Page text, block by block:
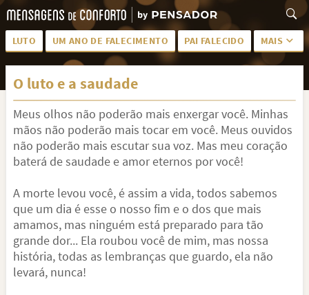
LUTO UM ANO DE FALECIMENTO PAI FALECIDO MAIS
LUTO PARA AMIGA PALAVRAS
PÊSAMES PARA AMIGA DESCANSE EM PAZ
MEUS SENTIMENTOS PÊSAMES PARA AMIGO
FRASES DE LUTO PARA AMIGO FIM DE NAMORO
TODAS AS CATEGORIAS
O luto e a saudade
Meus olhos não poderão mais enxergar você. Minhas
mãos não poderão mais tocar em você. Meus ouvidos
não poderão mais escutar sua voz. Mas meu coração
baterá de saudade e amor eternos por você!
A morte levou você, é assim a vida, todos sabemos
que um dia é esse o nosso fim e o dos que mais
amamos, mas ninguém está preparado para tão
grande dor... Ela roubou você de mim, mas nossa
história, todas as lembranças que guardo, ela não
levará, nunca!